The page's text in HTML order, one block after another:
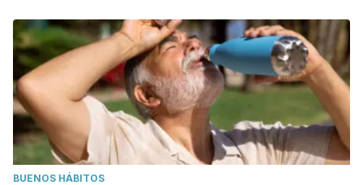
BUENOS HÁBITOS